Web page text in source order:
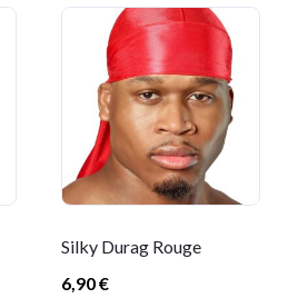
Silky Durag Rouge
6,90€